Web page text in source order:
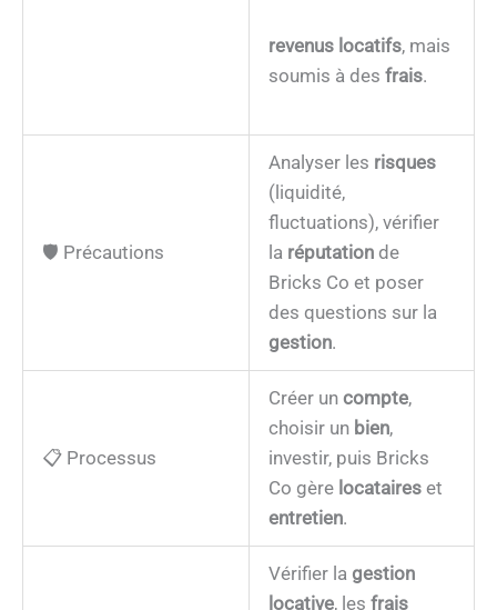
revenus locatifs, mais
soumis à des frais.
🛡️ Précautions
Analyser les risques
(liquidité,
fluctuations), vérifier
la réputation de
Bricks Co et poser
des questions sur la
gestion.
📋 Processus
Créer un compte,
choisir un bien,
investir, puis Bricks
Co gère locataires et
entretien.
Vérifier la gestion
locative, les frais